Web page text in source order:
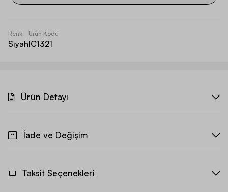
Renk
Siyah
Ürün Kodu
IC1321
Ürün Detayı
İade ve Değişim
Taksit Seçenekleri